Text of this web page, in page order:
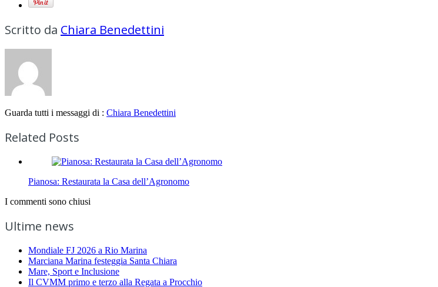
Scritto da Chiara Benedettini
Guarda tutti i messaggi di : Chiara Benedettini
Related Posts
Pianosa: Restaurata la Casa dell’Agronomo
I commenti sono chiusi
Ultime news
Mondiale FJ 2026 a Rio Marina
Marciana Marina festeggia Santa Chiara
Mare, Sport e Inclusione
Il CVMM primo e terzo alla Regata a Procchio